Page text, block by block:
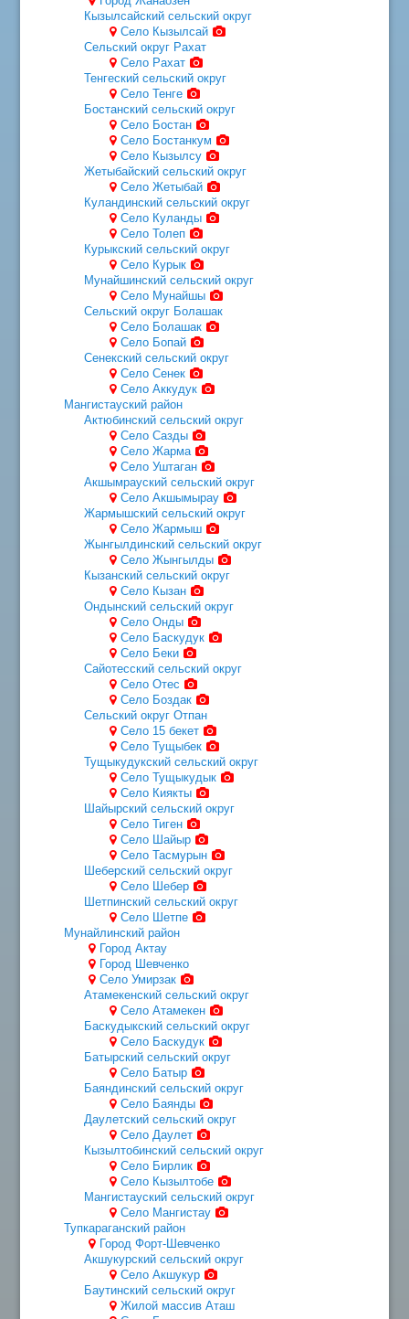
Кызылсайский сельский округ
Село Кызылсай
Сельский округ Рахат
Село Рахат
Тенгеский сельский округ
Село Тенге
Бостанский сельский округ
Село Бостан
Село Бостанкум
Село Кызылсу
Жетыбайский сельский округ
Село Жетыбай
Куландинский сельский округ
Село Куланды
Село Толеп
Курыкский сельский округ
Село Курык
Мунайшинский сельский округ
Село Мунайшы
Сельский округ Болашак
Село Болашак
Село Бопай
Сенекский сельский округ
Село Сенек
Село Аккудук
Мангистауский район
Актюбинский сельский округ
Село Сазды
Село Жарма
Село Уштаган
Акшымрауский сельский округ
Село Акшымырау
Жармышский сельский округ
Село Жармыш
Жынгылдинский сельский округ
Село Жынгылды
Кызанский сельский округ
Село Кызан
Ондынский сельский округ
Село Онды
Село Баскудук
Село Беки
Сайотесский сельский округ
Село Отес
Село Боздак
Сельский округ Отпан
Село 15 бекет
Село Тущыбек
Тущыкудукский сельский округ
Село Тущыкудык
Село Киякты
Шайырский сельский округ
Село Тиген
Село Шайыр
Село Тасмурын
Шеберский сельский округ
Село Шебер
Шетпинский сельский округ
Село Шетпе
Мунайлинский район
Город Актау
Город Шевченко
Село Умирзак
Атамекенский сельский округ
Село Атамекен
Баскудыкский сельский округ
Село Баскудук
Батырский сельский округ
Село Батыр
Баяндинский сельский округ
Село Баянды
Даулетский сельский округ
Село Даулет
Кызылтобинский сельский округ
Село Бирлик
Село Кызылтобе
Мангистауский сельский округ
Село Мангистау
Тупкараганский район
Город Форт-Шевченко
Акшукурский сельский округ
Село Акшукур
Баутинский сельский округ
Жилой массив Аташ